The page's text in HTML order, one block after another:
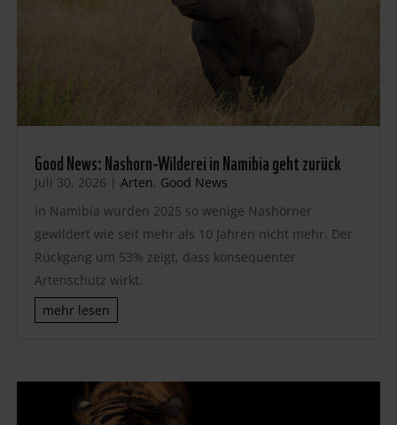
Good News: Nashorn-Wilderei in Namibia geht zurück
Juli 30, 2026 | Arten, Good News
In Namibia wurden 2025 so wenige Nashörner
gewildert wie seit mehr als 10 Jahren nicht mehr. Der
Rückgang um 53% zeigt, dass konsequenter
Artenschutz wirkt.
mehr lesen